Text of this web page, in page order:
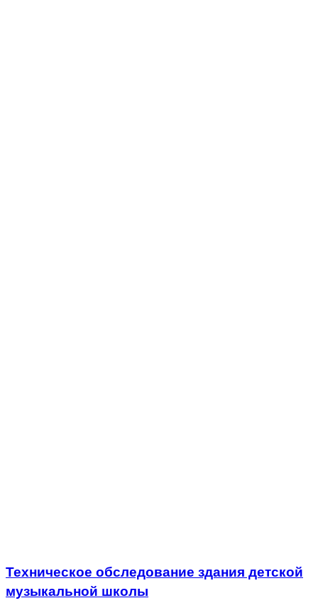
Техническое обследование здания детской
музыкальной школы